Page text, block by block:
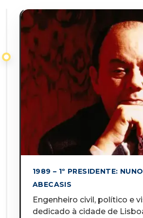
1989 – 1º PRESIDENTE:
ABECASIS
Engenheiro civil, político e
dedicado à cidade de